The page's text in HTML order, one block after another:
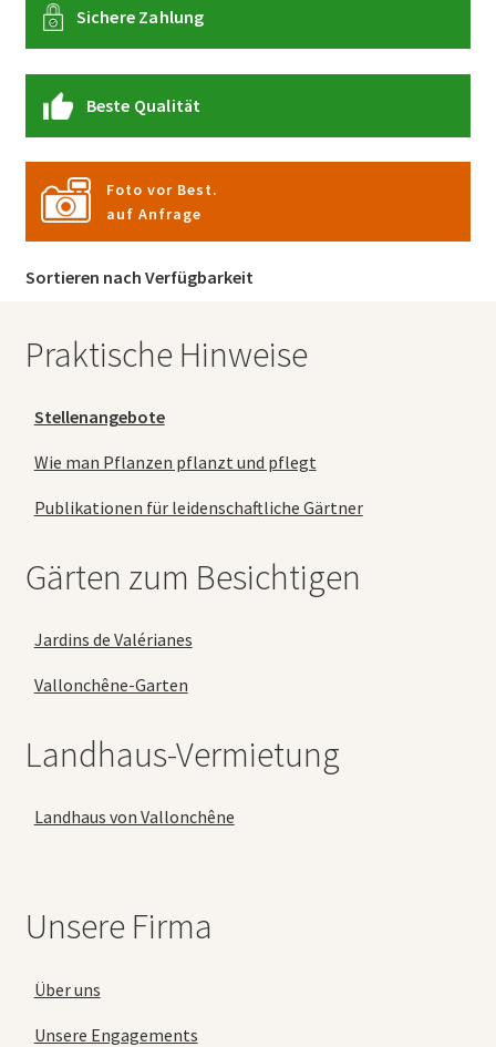
Sichere Zahlung
Beste Qualität
Foto vor Best.
auf Anfrage
Sortieren nach Verfügbarkeit
Praktische Hinweise
Stellenangebote
Wie man Pflanzen pflanzt und pflegt
Publikationen für leidenschaftliche Gärtner
Gärten zum Besichtigen
Jardins de Valérianes
Vallonchêne-Garten
Landhaus-Vermietung
Landhaus von Vallonchêne
Unsere Firma
Über uns
Unsere Engagements